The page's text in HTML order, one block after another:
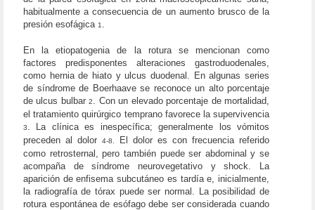
habitualmente a consecuencia de un aumento brusco de la
presión esofágica 1 .
En la etiopatogenia de la rotura se mencionan como
factores predisponentes alteraciones gastroduodenales,
como hernia de hiato y ulcus duodenal. En algunas series
de síndrome de Boerhaave se reconoce un alto porcentaje
de ulcus bulbar2. Con un elevado porcentaje de mortalidad,
el tratamiento quirúrgico temprano favorece la supervivencia
3. La clínica es inespecífica; generalmente los vómitos
preceden al dolor
4-8.
El dolor es con frecuencia referido
como retrosternal, pero también puede ser abdominal y se
acompaña de síndrome neurovegetativo y shock. La
aparición de enfisema subcutáneo es tardía e, inicialmente,
la radiografía de tórax puede ser normal. La posibilidad de
rotura espontánea de esófago debe ser considerada cuando